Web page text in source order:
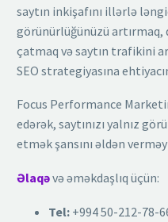
saytın inkişafını illərlə
görünürlüğünüzü
çatmaq və saytın trafikini
SEO strategiyasına
Focus Performance
edərək, saytınızı yalnız
etmək şansını əldən
Əlaqəvə əməkdaşlıq üçün:
Tel: +994 50-212-78-